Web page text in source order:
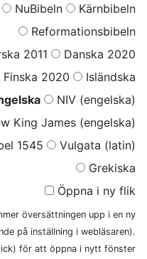
NuBibeln
Kärnbibeln
Reformationsbibeln
2011
Danska 2020
Finska 2020
Isländska
NIV (engelska)
King James (engelska)
1545
Vulgata (latin)
Grekiska
Öppna i ny flik
översättningen upp i en ny
på inställning i webläsaren).
för att öppna i nytt fönster